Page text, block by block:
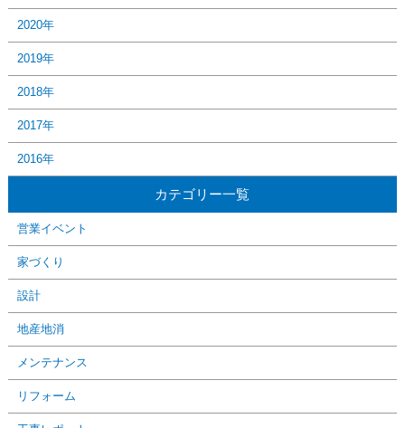
2020年
2019年
2018年
2017年
2016年
カテゴリー一覧
営業イベント
家づくり
設計
地産地消
メンテナンス
リフォーム